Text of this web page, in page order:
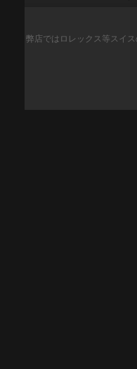
弊店ではロレックス等スイ